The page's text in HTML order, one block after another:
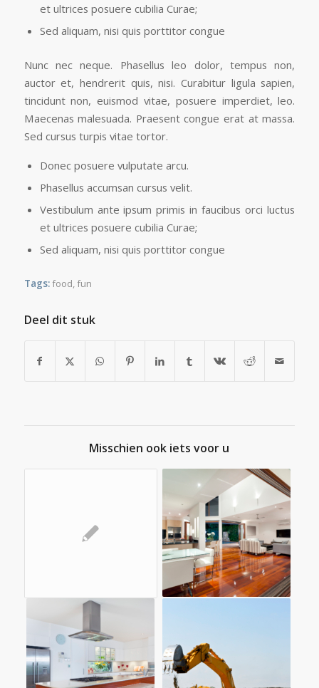
et ultrices posuere cubilia Curae;
Sed aliquam, nisi quis porttitor congue
Nunc nec neque. Phasellus leo dolor, tempus non,
auctor et, hendrerit quis, nisi. Curabitur ligula sapien,
tincidunt non, euismod vitae, posuere imperdiet, leo.
Maecenas malesuada. Praesent congue erat at massa.
Sed cursus turpis vitae tortor.
Donec posuere vulputate arcu.
Phasellus accumsan cursus velit.
Vestibulum ante ipsum primis in faucibus orci luctus
et ultrices posuere cubilia Curae;
Sed aliquam, nisi quis porttitor congue
Tags:food,fun
Deel dit stuk
Misschien ook iets voor u